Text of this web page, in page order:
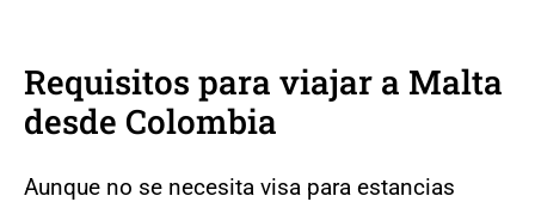
Requisitos para viajar a Malta
desde Colombia
Aunque no se necesita visa para estancias